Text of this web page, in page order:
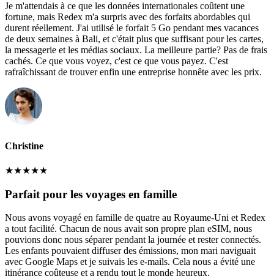
Je m'attendais à ce que les données internationales coûtent une
fortune, mais Redex m'a surpris avec des forfaits abordables qui
durent réellement. J'ai utilisé le forfait 5 Go pendant mes vacances
de deux semaines à Bali, et c'était plus que suffisant pour les cartes,
la messagerie et les médias sociaux. La meilleure partie? Pas de frais
cachés. Ce que vous voyez, c'est ce que vous payez. C'est
rafraîchissant de trouver enfin une entreprise honnête avec les prix.
Christine
★★★★★
Parfait pour les voyages en famille
Nous avons voyagé en famille de quatre au Royaume-Uni et Redex
a tout facilité. Chacun de nous avait son propre plan eSIM, nous
pouvions donc nous séparer pendant la journée et rester connectés.
Les enfants pouvaient diffuser des émissions, mon mari naviguait
avec Google Maps et je suivais les e-mails. Cela nous a évité une
itinérance coûteuse et a rendu tout le monde heureux.